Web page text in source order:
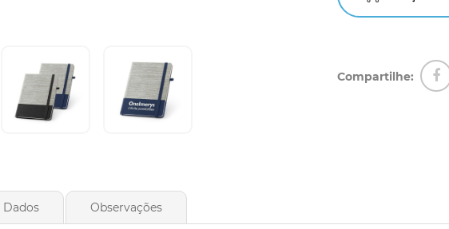
Compartilhe:
Dados Observações